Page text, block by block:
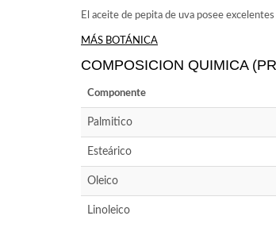
El aceite de pepita de uva posee
MÁS BOTÁNICA
COMPOSICION QUIMICA
Componente
Palmitico
Esteárico
Oleico
Linoleico